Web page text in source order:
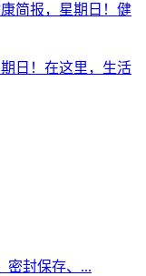
简报，星期日！健
日！在这里，生活
密封保存、...